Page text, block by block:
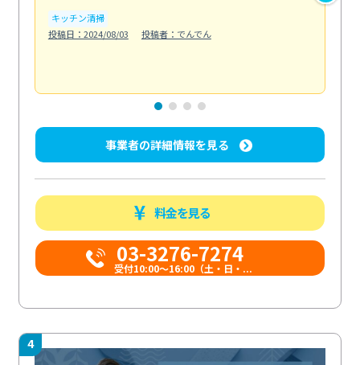
キッチン清掃
投稿日：2024/08/03
投稿者：でんでん
事業者の詳細情報を見る
料金を見る
03-3276-7274
受付10:00〜16:00（土・日・...
4